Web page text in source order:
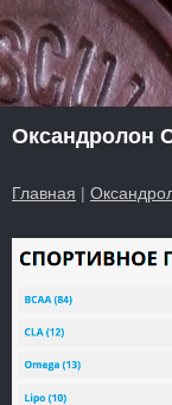
Оксандролон
Главная |